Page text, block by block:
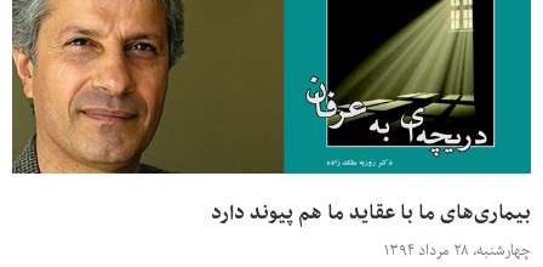
بیماری‌های ما با عقاید ما هم پیوند دارد
چهارشنبه، ۲۸ مرداد ۱۳۹۴